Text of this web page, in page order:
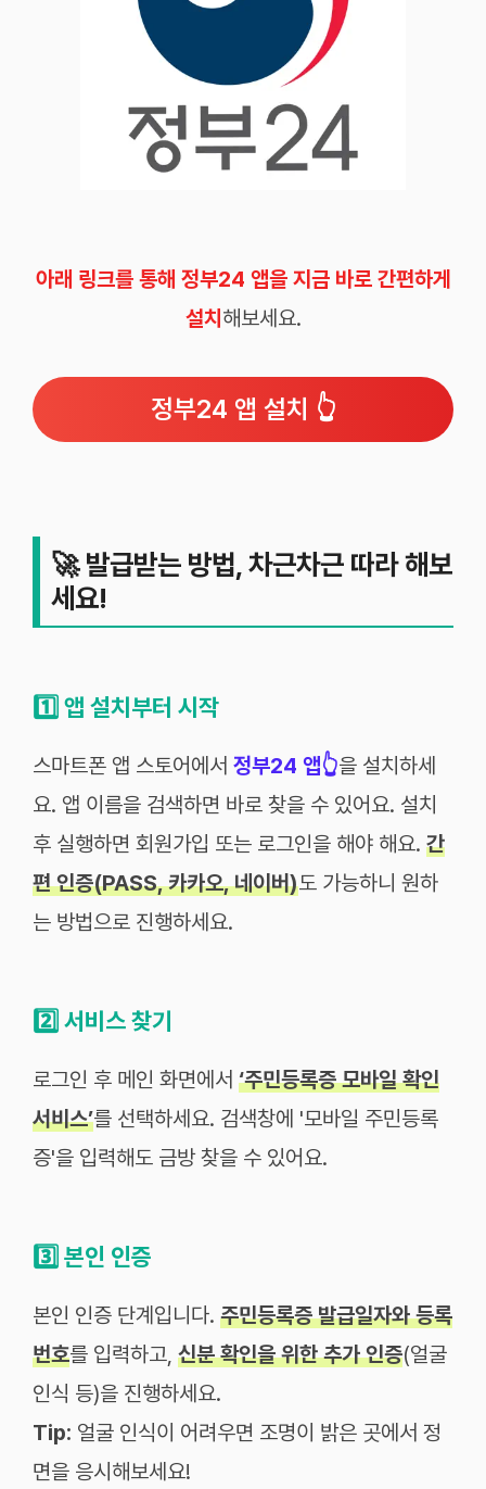
아래 링크를 통해 정부24 앱을 지금 바로 간편하게
설치 해보세요.
정부24 앱 설치 👆
🚀발급받는 방법, 차근차근 따라 해보
세요!
1️⃣ 앱 설치부터 시작
스마트폰 앱 스토어에서 정부24 앱👆을 설치하세
요. 앱 이름을 검색하면 바로 찾을 수 있어요. 설치
후 실행하면 회원가입 또는 로그인을 해야 해요. 간
편 인증(PASS, 카카오, 네이버)도 가능하니 원하
는 방법으로 진행하세요.
2️⃣ 서비스 찾기
로그인 후 메인 화면에서 ‘주민등록증 모바일 확인
서비스’를 선택하세요. 검색창에 '모바일 주민등록
증'을 입력해도 금방 찾을 수 있어요.
3️⃣ 본인 인증
본인 인증 단계입니다. 주민등록증 발급일자와 등록
번호를 입력하고, 신분 확인을 위한 추가 인증(얼굴
인식 등)을 진행하세요.
Tip: 얼굴 인식이 어려우면 조명이 밝은 곳에서 정
면을 응시해보세요!